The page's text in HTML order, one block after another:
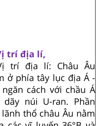
trí địa lí,
trí địa lí: Châu Âu
ở phía tây lục địa Á -
ngăn cách với chầu Á
dãy núi U-ran. Phần
thổ châu Âu nằm